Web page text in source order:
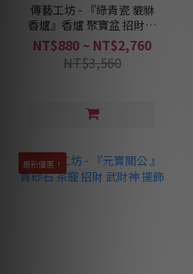
傳藝工坊 - 『綠青瓷 貔貅
香爐』香爐 聚寶盆 招財香
爐
NT$880 ~ NT$2,760
NT$3,560
最新優惠！